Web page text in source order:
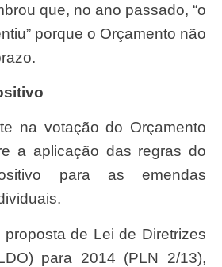
que, no ano passado, “o
porque o Orçamento não
a aplicação das regras do
para as emendas
) para 2014 (PLN 2/13),